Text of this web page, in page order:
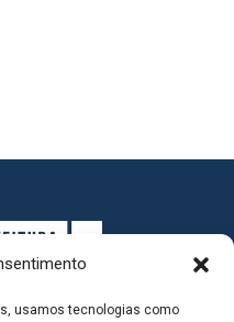
usamos tecnologias como